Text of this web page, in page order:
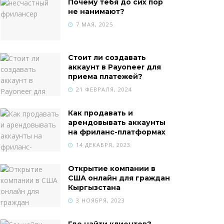
Почему тебя до сих пор
не нанимают?
7 МАЯ, 2025
Стоит ли создавать
аккаунт в Payoneer для
приема платежей?
21 ФЕВРАЛЯ, 2024
Как продавать и
арендовывать аккаунты
на фриланс-платформах
14 ДЕКАБРЯ, 2023
Открытие компании в
США онлайн для граждан
Кыргызстана
3 НОЯБРЯ, 2023